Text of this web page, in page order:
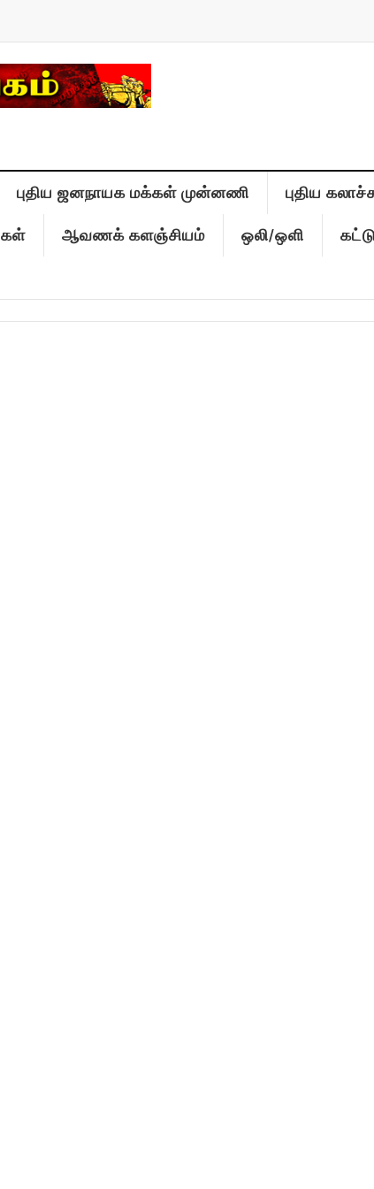
புதிய ஜனநாயக மக்கள் முன்னணி புதிய
ஆவணக் களஞ்சியம் ஒலி/ஒளி